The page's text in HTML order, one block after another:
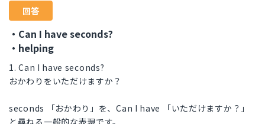
回答
・Can I have seconds?
・helping
1. Can I have seconds?
おかわりをいただけますか？
seconds 「おかわり」を、Can I have 「いただけますか？」